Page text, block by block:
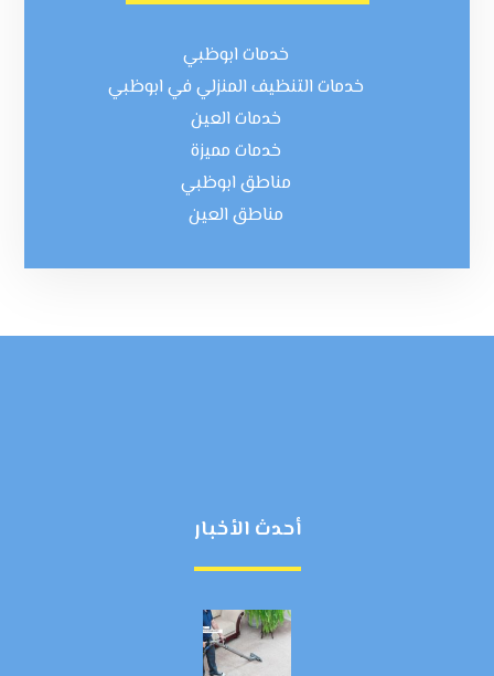
خدمات ابوظبي
خدمات التنظيف المنزلي في ابوظبي
خدمات العين
خدمات مميزة
مناطق ابوظبي
مناطق العين
أحدث الأخبار